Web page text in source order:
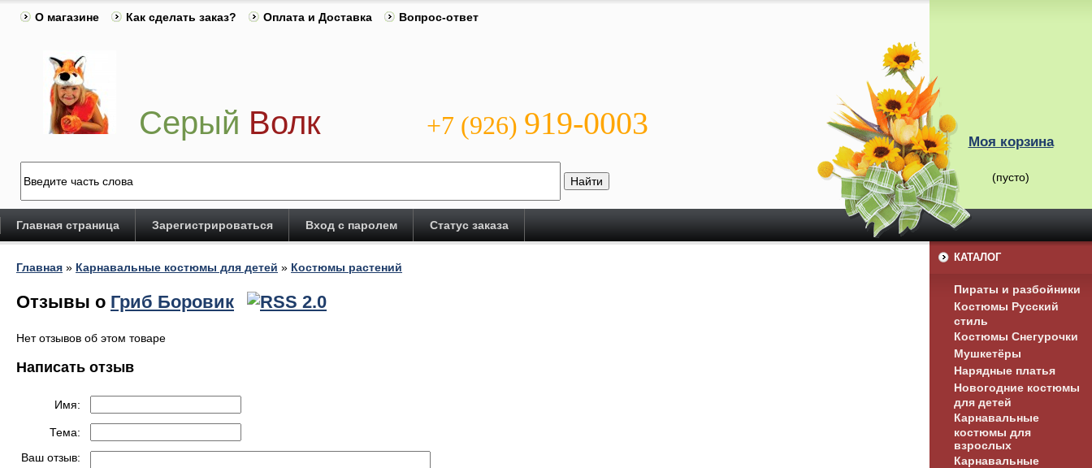
О магазине Как сделать заказ? Оплата и Доставка Вопрос-ответ
Серый Волк +7 (926) 919-0003
Моя корзина
(пусто)
Главная страница Зарегистрироваться Вход с паролем Статус заказа
Главная » Карнавальные костюмы для детей » Костюмы растений
Отзывы о Гриб Боровик
Нет отзывов об этом товаре
Написать отзыв
Имя:
Тема:
Ваш отзыв:
КАТАЛОГ
Пираты и разбойники
Костюмы Русский
стиль
Костюмы Снегурочки
Мушкетёры
Нарядные платья
Новогодние костюмы
для детей
Карнавальные
костюмы для
взрослых
Карнавальные